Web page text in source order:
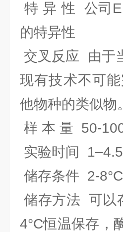
特 异 性 公司
的特异性
交叉反应 由于
现有技术不可
他物种的类似物
样 本 量 50-
实验时间
储存条件 2-8°C
储存方法 可以
4°C恒温保存，